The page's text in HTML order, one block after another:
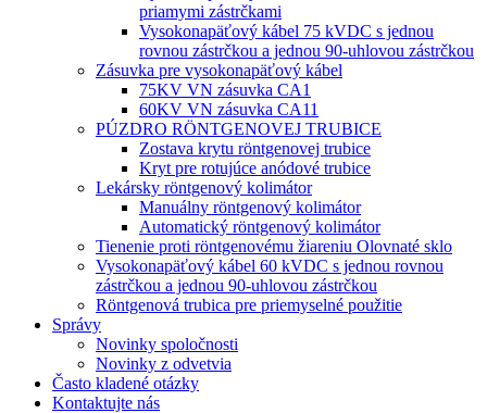
priamymi zástrčkami
Vysokonapäťový kábel 75 kVDC s jednou
rovnou zástrčkou a jednou 90-uhlovou zástrčkou
Zásuvka pre vysokonapäťový kábel
75KV VN zásuvka CA1
60KV VN zásuvka CA11
PÚZDRO RÖNTGENOVEJ TRUBICE
Zostava krytu röntgenovej trubice
Kryt pre rotujúce anódové trubice
Lekársky röntgenový kolimátor
Manuálny röntgenový kolimátor
Automatický röntgenový kolimátor
Tienenie proti röntgenovému žiareniu Olovnaté sklo
Vysokonapäťový kábel 60 kVDC s jednou rovnou
zástrčkou a jednou 90-uhlovou zástrčkou
Röntgenová trubica pre priemyselné použitie
Správy
Novinky spoločnosti
Novinky z odvetvia
Často kladené otázky
Kontaktujte nás